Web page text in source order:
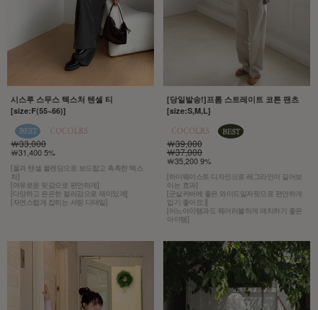
시스루 스무스 텍스처 텐셀 티
[size:F(55~66)]
￦33,000
￦31,400 5%
[울과 텐셀 블렌딩으로 보드랍고 촉촉한 텍스
쳐]
[여유로운 핏감으로 편안하게]
[다양하고 은은한 컬러감으로 재미있게]
[자연스럽게 잡히는 셔링 디테일]
[당일발송!]프롬 스트레이트 코튼 팬츠
[size:S,M,L]
￦39,000
￦37,000
￦35,200 9%
[하이웨이스트 디자인으로 레그라인이 길어보
이는 효과]
[군살커버에 좋은 와이드일자핏으로 편안하게
입기 좋아요:)]
[어느아이템과도 웨어러블하게 매치하기 좋은
아이템]